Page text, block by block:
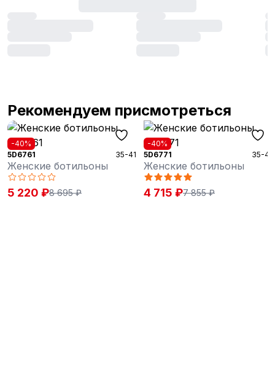
Рекомендуем присмотреться
-40%
5D6761
35-41
Женские ботильоны
5 220 ₽8 695 ₽
-40%
5D6771
35-41
Женские ботильоны
4 715 ₽7 855 ₽